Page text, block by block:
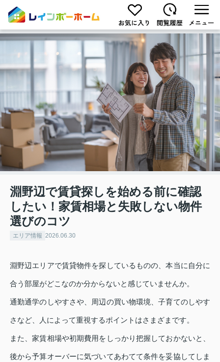
淵野辺で賃貸探しを始める前に確認
したい！家賃相場と失敗しない物件
選びのコツ
エリア情報 2026.06.30
淵野辺エリアで賃貸物件を探しているものの、本当に自分に
合う部屋がどこなのか分からないと感じていませんか。
通勤通学のしやすさや、周辺の買い物環境、子育てのしやす
さなど、人によって重視するポイントはさまざまです。
また、家賃相場や初期費用をしっかり把握しておかないと、
後から予算オーバーに気づいてあわてて条件を妥協してしま